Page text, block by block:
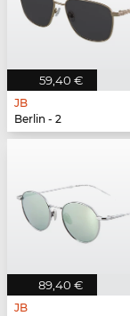
59,40 €
JB
Berlin - 2
89,40 €
JB